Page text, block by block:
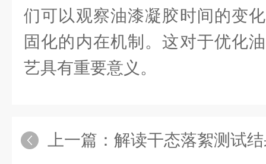
们可以观察油漆凝胶时间的变
固化的内在机制。这对于优化
艺具有重要意义。
上一篇： 解读干态落絮测试结果：